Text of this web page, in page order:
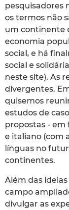
pesquisadores
os termos não
um continente
economia
social, e há
social e
neste site). As
divergentes.
quisemos
estudos de
propostas - em
e italiano (com
línguas no
continentes.
Além das
campo
divulgar as